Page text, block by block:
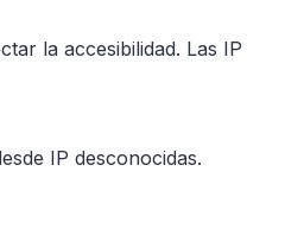
la accesibilidad. Las IP
IP desconocidas.